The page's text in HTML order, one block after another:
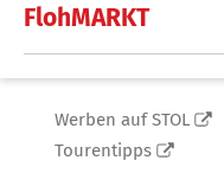
FlohMARKT
Werben auf STOL
Tourentipps